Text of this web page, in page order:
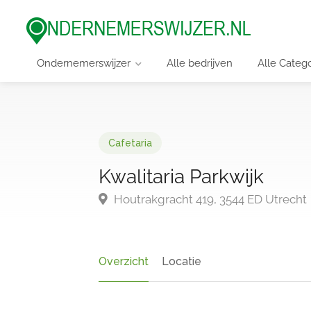
Ondernemerswijzer Alle bedrijven Alle
Cafetaria
Kwalitaria Parkwijk
Houtrakgracht 419, 3544 ED Utrecht
Overzicht Locatie